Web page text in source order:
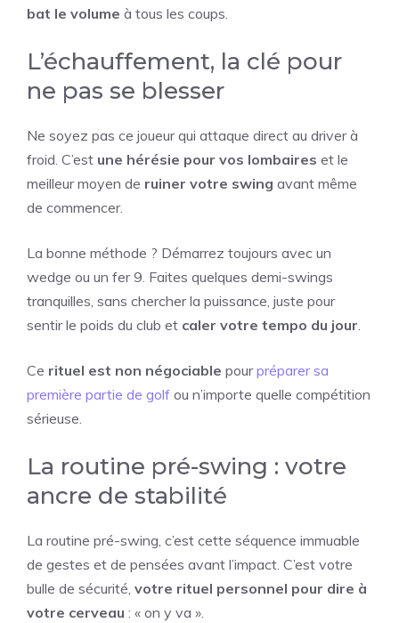
bat le volume à tous les coups.
L’échauffement, la clé pour
ne pas se blesser
Ne soyez pas ce joueur qui attaque direct au driver à
froid. C’est une hérésie pour vos lombaires et le
meilleur moyen de ruiner votre swing avant même
de commencer.
La bonne méthode ? Démarrez toujours avec un
wedge ou un fer 9. Faites quelques demi-swings
tranquilles, sans chercher la puissance, juste pour
sentir le poids du club et caler votre tempo du jour.
Ce rituel est non négociable pourpréparer sa
première partie de golf ou n’importe quelle compétition
sérieuse.
La routine pré-swing : votre
ancre de stabilité
La routine pré-swing, c’est cette séquence immuable
de gestes et de pensées avant l’impact. C’est votre
bulle de sécurité, votre rituel personnel pour dire à
votre cerveau : « on y va ».